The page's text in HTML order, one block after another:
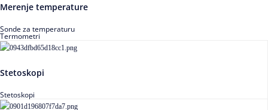
Merenje temperature
Sonde za temperaturu
Termometri
Stetoskopi
Stetoskopi